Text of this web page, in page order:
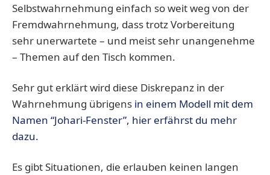
Selbstwahrnehmung einfach so weit weg von der
Fremdwahrnehmung, dass trotz Vorbereitung
sehr unerwartete – und meist sehr unangenehme
– Themen auf den Tisch kommen.
Sehr gut erklärt wird diese Diskrepanz in der
Wahrnehmung übrigens in einem Modell mit dem
Namen “Johari-Fenster”, hier erfährst du mehr
dazu.
Es gibt Situationen, die erlauben keinen langen